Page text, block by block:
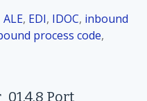
ALE, EDI, IDOC, inbound
process code,
Port